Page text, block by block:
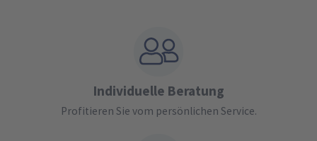
Individuelle Beratung
Profitieren Sie vom persönlichen Service.